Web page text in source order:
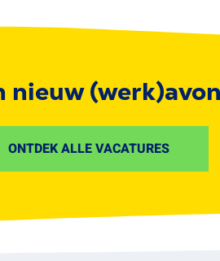
nieuw
ONTDEK ALLE VACATURES